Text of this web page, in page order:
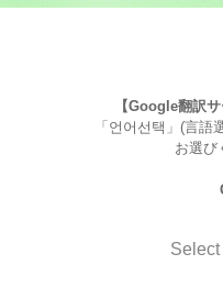
【Google翻訳サ
「언어선택」(言語
お選び